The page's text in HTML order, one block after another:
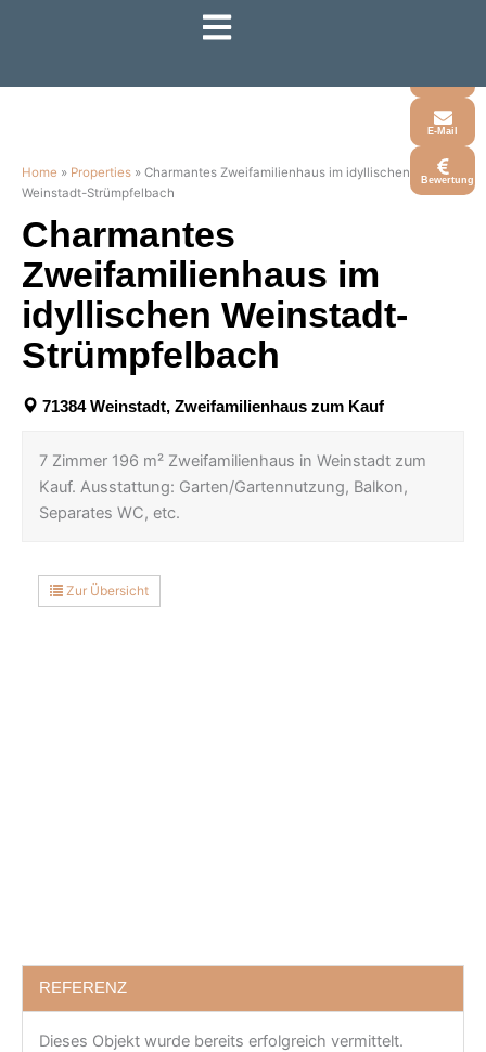
E-Mail
Bewertung
Home » Properties » Charmantes Zweifamilienhaus im idyllischen
Weinstadt-Strümpfelbach
Charmantes
Zweifamilienhaus im
idyllischen Weinstadt-
Strümpfelbach
71384 Weinstadt, Zweifamilienhaus zum Kauf
7 Zimmer 196 m² Zweifamilienhaus in Weinstadt zum
Kauf. Ausstattung: Garten/Gartennutzung, Balkon,
Separates WC, etc.
Zur Übersicht
REFERENZ
Dieses Objekt wurde bereits erfolgreich vermittelt.